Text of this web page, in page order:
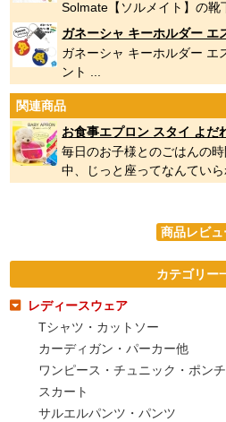
Solmate【ソルメイト】の靴
ガネーシャ キーホルダー エ
ガネーシャ キーホルダー エ
ント ...
関連商品
お食事エプロン スタイ よだ
毎日のお子様とのごはんの
中、じっと座ってなんていら
商品レビュ
カテゴリー
レディースウェア
Tシャツ・カットソー
カーディガン・パーカー他
ワンピース・チュニック・ポンチ
スカート
サルエルパンツ・パンツ